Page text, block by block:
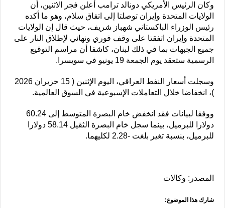
وكان الرئيس الأمريكي دونالد ترامب أعلن فجر الاثنين، أن
الولايات المتحدة وإيران توصلتا إلى اتفاق سلام، وهو ما أكده
رئيس الوزراء الباكستاني شهباز شريف، حيث قال إن الولايات
المتحدة وإيران اتفقتا على وقف فوري ونهائي لإطلاق النار على
جميع الجبهات بما في ذلك لبنان، كاشفا أن مراسم التوقيع
الرسمية ستعقد يوم الجمعة 19 يونيو في سويسرا.
وسجلت أسعار النفط العراقي، اليوم الإثنين ( 15 حزيران 2026
)، انخفاضا خلال التعاملات الإسبوعية في السوق العالمية.
ووفقا لبيانات فقد انخفض خام البصرة المتوسط إلى 60.24
دولارا للبرميل، بينما سجل خام البصرة الثقيل 58.14 دولارا
للبرميل، بنسبة تغير بلغت -2.28 لكليهما.
المصدر: وكالات
شارك هذا الموضوع: